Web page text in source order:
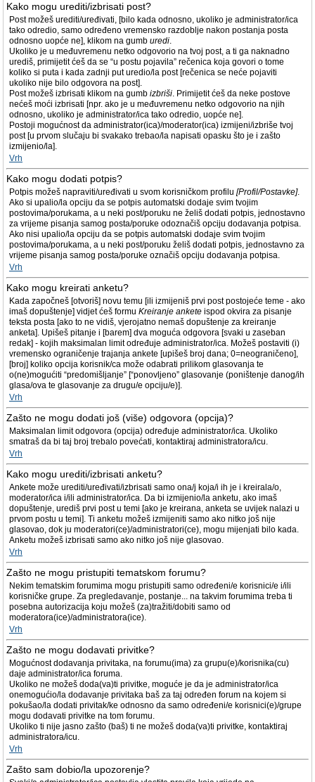
Kako mogu urediti/izbrisati post?
Post možeš urediti/uređivati, [bilo kada odnosno, ukoliko je administrator/ica
tako odredio, samo određeno vremensko razdoblje nakon postanja posta
odnosno uopće ne], klikom na gumb uredi.
Ukoliko je u međuvremenu netko odgovorio na tvoj post, a ti ga naknadno
urediš, primijetit ćeš da se “u postu pojavila” rečenica koja govori o tome
koliko si puta i kada zadnji put uredio/la post [rečenica se neće pojaviti
ukoliko nije bilo odgovora na post].
Post možeš izbrisati klikom na gumb izbriši. Primijetit ćeš da neke postove
nećeš moći izbrisati [npr. ako je u međuvremenu netko odgovorio na njih
odnosno, ukoliko je administrator/ica tako odredio, uopće ne].
Postoji mogućnost da administrator(ica)/moderator(ica) izmijeni/izbriše tvoj
post [u prvom slučaju bi svakako trebao/la napisati opasku što je i zašto
izmijenio/la].
Vrh
Kako mogu dodati potpis?
Potpis možeš napraviti/uređivati u svom korisničkom profilu [Profil/Postavke].
Ako si upalio/la opciju da se potpis automatski dodaje svim tvojim
postovima/porukama, a u neki post/poruku ne želiš dodati potpis, jednostavno
za vrijeme pisanja samog posta/poruke odoznačiš opciju dodavanja potpisa.
Ako nisi upalio/la opciju da se potpis automatski dodaje svim tvojim
postovima/porukama, a u neki post/poruku želiš dodati potpis, jednostavno za
vrijeme pisanja samog posta/poruke označiš opciju dodavanja potpisa.
Vrh
Kako mogu kreirati anketu?
Kada započneš [otvoriš] novu temu [ili izmijeniš prvi post postojeće teme - ako
imaš dopuštenje] vidjet ćeš formu Kreiranje ankete ispod okvira za pisanje
teksta posta [ako to ne vidiš, vjerojatno nemaš dopuštenje za kreiranje
anketa]. Upišeš pitanje i [barem] dva moguća odgovora [svaki u zaseban
redak] - kojih maksimalan limit određuje administrator/ica. Možeš postaviti (i)
vremensko ograničenje trajanja ankete [upišeš broj dana; 0=neograničeno],
[broj] koliko opcija korisnik/ca može odabrati prilikom glasovanja te
o(ne)mogućiti “predomišljanje” [“ponovljeno” glasovanje (poništenje danog/ih
glasa/ova te glasovanje za drugu/e opciju/e)].
Vrh
Zašto ne mogu dodati još (više) odgovora (opcija)?
Maksimalan limit odgovora (opcija) određuje administrator/ica. Ukoliko
smatraš da bi taj broj trebalo povećati, kontaktiraj administratora/icu.
Vrh
Kako mogu urediti/izbrisati anketu?
Ankete može urediti/uređivati/izbrisati samo ona/j koja/i ih je i kreirala/o,
moderator/ica i/ili administrator/ica. Da bi izmijenio/la anketu, ako imaš
dopuštenje, urediš prvi post u temi [ako je kreirana, anketa se uvijek nalazi u
prvom postu u temi]. Ti anketu možeš izmijeniti samo ako nitko još nije
glasovao, dok ju moderatori(ce)/administratori(ce), mogu mijenjati bilo kada.
Anketu možeš izbrisati samo ako nitko još nije glasovao.
Vrh
Zašto ne mogu pristupiti tematskom forumu?
Nekim tematskim forumima mogu pristupiti samo određeni/e korisnici/e i/ili
korisničke grupe. Za pregledavanje, postanje... na takvim forumima treba ti
posebna autorizacija koju možeš (za)tražiti/dobiti samo od
moderatora(ice)/administratora(ice).
Vrh
Zašto ne mogu dodavati privitke?
Mogućnost dodavanja privitaka, na forumu(ima) za grupu(e)/korisnika(cu)
daje administrator/ica foruma.
Ukoliko ne možeš doda(va)ti privitke, moguće je da je administrator/ica
onemogućio/la dodavanje privitaka baš za taj određen forum na kojem si
pokušao/la dodati privitak/ke odnosno da samo određeni/e korisnici(e)/grupe
mogu dodavati privitke na tom forumu.
Ukoliko ti nije jasno zašto (baš) ti ne možeš doda(va)ti privitke, kontaktiraj
administratora/icu.
Vrh
Zašto sam dobio/la upozorenje?